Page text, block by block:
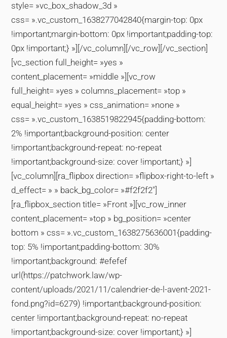
style= »vc_box_shadow_3d »
css= ».vc_custom_1638277042840{margin-top: 0px
!important;margin-bottom: 0px !important;padding-top:
0px !important;} »][/vc_column][/vc_row][/vc_section]
[vc_section full_height= »yes »
content_placement= »middle »][vc_row
full_height= »yes » columns_placement= »top »
equal_height= »yes » css_animation= »none »
css= ».vc_custom_1638519822945{padding-bottom:
2% !important;background-position: center
!important;background-repeat: no-repeat
!important;background-size: cover !important;} »]
[vc_column][ra_flipbox direction= »flipbox-right-to-left »
d_effect= » » back_bg_color= »#f2f2f2″]
[ra_flipbox_section title= »Front »][vc_row_inner
content_placement= »top » bg_position= »center
bottom » css= ».vc_custom_1638275636001{padding-
top: 5% !important;padding-bottom: 30%
!important;background: #efefef
url(https://patchwork.law/wp-
content/uploads/2021/11/calendrier-de-l-avent-2021-
fond.png?id=6279) !important;background-position:
center !important;background-repeat: no-repeat
!important;background-size: cover !important;} »]